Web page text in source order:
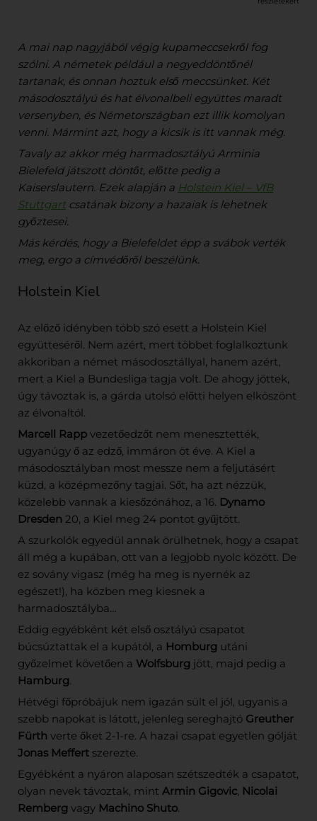
A mai nap nagyjából végig kupameccsekről fog
szólni. A németek például a negyeddöntőnél
tartanak, és onnan hoztuk első meccsünket. Két
másodosztályú és hat élvonalbeli együttes maradt
versenyben, és Németországban ezt illik komolyan
venni. Mármint azt, hogy a kicsik is itt vannak még.
Tavaly az akkor még harmadosztályú Arminia
Bielefeld játszott döntőt, előtte pedig a
Kaiserslautern. Ezek alapján a Holstein Kiel – VfB
Stuttgartcsatának bizony a hazaiak is lehetnek
győztesei.
Más kérdés, hogy a Bielefeldet épp a svábok verték
meg, ergo a címvédőről beszélünk.
Holstein Kiel
Az előző idényben több szó esett a Holstein Kiel
együtteséről. Nem azért, mert többet foglalkoztunk
akkoriban a német másodosztállyal, hanem azért,
mert a Kiel a Bundesliga tagja volt. De ahogy jöttek,
úgy távoztak is, a gárda utolsó előtti helyen elköszönt
az élvonaltól.
Marcell Rapp vezetőedzőt nem menesztették,
ugyanúgy ő az edző, immáron öt éve. A Kiel a
másodosztályban most messze nem a feljutásért
küzd, a középmezőny tagjai. Sőt, ha azt nézzük,
közelebb vannak a kiesőzónához, a 16. Dynamo
Dresden 20, a Kiel meg 24 pontot gyűjtött.
A szurkolók egyedül annak örülhetnek, hogy a csapat
áll még a kupában, ott van a legjobb nyolc között. De
ez sovány vigasz (még ha meg is nyernék az
egészet!), ha közben meg kiesnek a
harmadosztályba…
Eddig egyébként két első osztályú csapatot
búcsúztattak el a kupától, a Homburg utáni
győzelmet követően a Wolfsburg jött, majd pedig a
Hamburg.
Hétvégi főpróbájuk nem igazán sült el jól, ugyanis a
szebb napokat is látott, jelenleg sereghajtó Greuther
Fürth verte őket 2-1-re. A hazai csapat egyetlen gólját
Jonas Meffert szerezte.
Egyébként a nyáron alaposan szétszedték a csapatot,
olyan nevek távoztak, mint Armin Gigovic, Nicolai
Remberg vagy Machino Shuto.